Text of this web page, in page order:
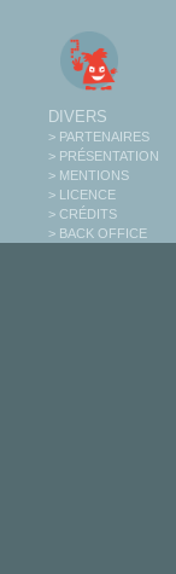
DIVERS
> PARTENAIRES
> PRÉSENTATION
> MENTIONS
> LICENCE
> CRÉDITS
> BACK OFFICE